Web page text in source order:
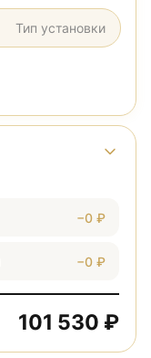
Тип установки
−0 ₽
−0 ₽
101 530 ₽